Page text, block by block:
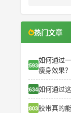
热门文章
25936
如何通过
瘦身效果？
26345如何通过
28031胶带真的